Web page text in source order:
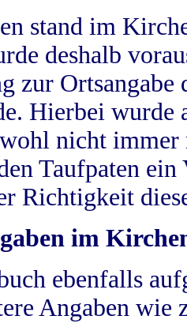
stand im
deshalb
zur
Hierbei wurde
nicht
Taufpaten
Richtigkeit
im
ebenfalls
Angaben wie